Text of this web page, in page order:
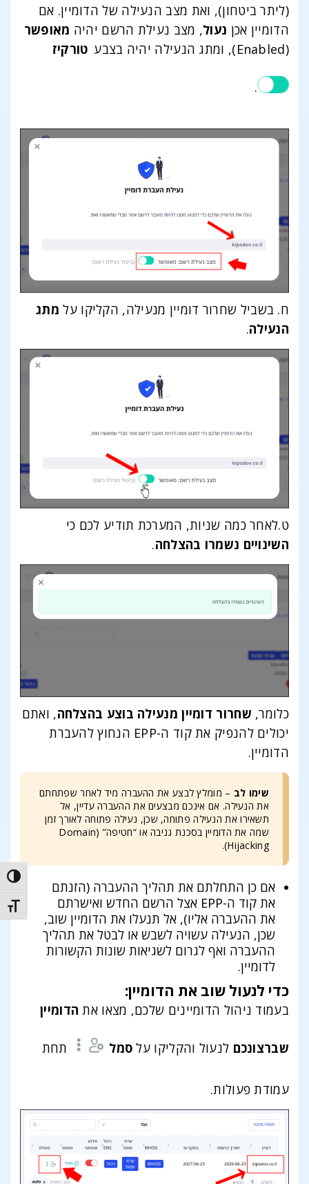
(ליתר ביטחון), ואת מצב הנעילה של הדומיין. אם
הדומיין אכן נעול, מצב נעילת הרשם יהיה מאופשר
(Enabled), ומתג הנעילה יהיה בצבע
טורקיז
.
ח. בשביל שחרור דומיין מנעילה, הקליקו על מתג
הנעילה.
ט.לאחר כמה שניות, המערכת תודיע לכם כי
השינויים נשמרו בהצלחה.
כלומר, שחרור דומיין מנעילה בוצע בהצלחה, ואתם
יכולים להנפיק את קוד ה-EPP הנחוץ להעברת
הדומיין.
שימו לב – מומלץ לבצע את ההעברה מיד לאחר שפתחתם
את הנעילה. אם אינכם מבצעים את ההעברה עדיין, אל
תשאירו את הנעילה פתוחה, שכן, נעילה פתוחה לאורך זמן
שמה את הדומיין בסכנת גניבה או “חטיפה” (Domain
Hijacking).
אם כן התחלתם את תהליך ההעברה (הזנתם
את קוד ה-EPP אצל הרשם החדש ואישרתם
את ההעברה אליו), אל תנעלו את הדומיין שוב,
שכן, הנעילה עשויה לשבש או לבטל את תהליך
ההעברה ואף לגרום לשגיאות שונות הקשורות
לדומיין.
כדי לנעול שוב את הדומיין:
בעמוד ניהול הדומיינים שלכם, מצאו את הדומיין
שברצונכם לנעול והקליקו על סמל תחת
עמודת פעולות.